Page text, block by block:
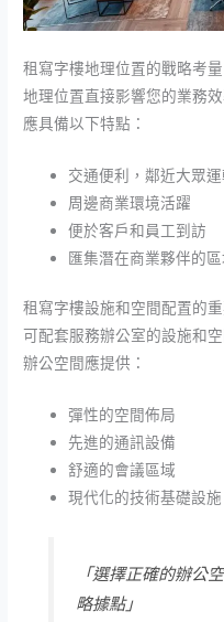
租寫字樓地理位置的戰略考量
地理位置直接影響您的業務
應具備以下特點：
交通便利，鄰近大眾
周邊商業環境活躍
便於客戶和員工到訪
匯集潛在商業夥伴的
租寫字樓設施和空間配置的
可配套服務辦公室的設施和
辦公空間應提供：
彈性的空間佈局
先進的通訊設備
舒適的會議區域
現代化的技術基礎設施
「選擇正確的辦公
略據點」